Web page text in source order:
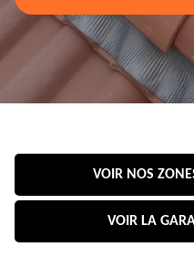
VOIR NOS
VOIR LA